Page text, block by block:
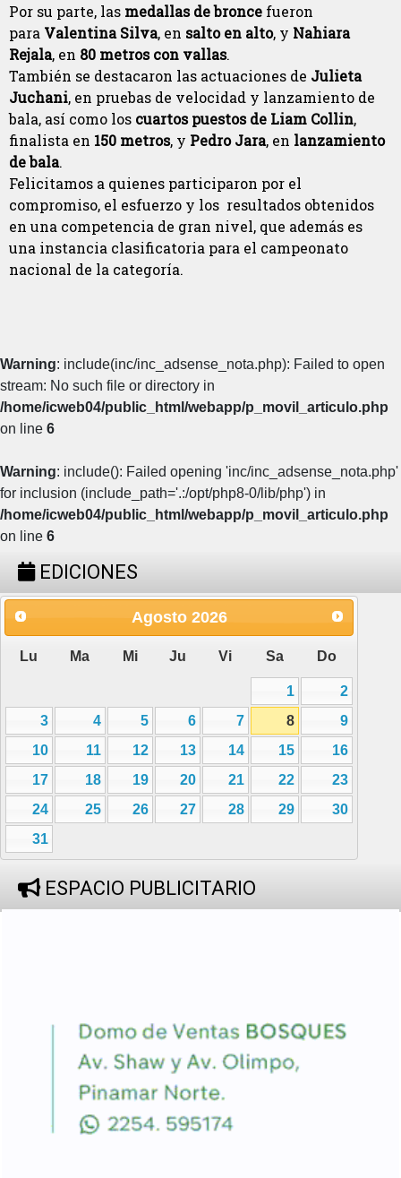
Por su parte, las medallas de bronce fueron
para Valentina Silva, en salto en alto, y Nahiara
Rejala, en 80 metros con vallas.
También se destacaron las actuaciones de Julieta
Juchani, en pruebas de velocidad y lanzamiento de
bala, así como los cuartos puestos de Liam Collin,
finalista en 150 metros, y Pedro Jara, en lanzamiento
de bala.
Felicitamos a quienes participaron por el
compromiso, el esfuerzo y los resultados obtenidos
en una competencia de gran nivel, que además es
una instancia clasificatoria para el campeonato
nacional de la categoría.
Warning: include(inc/inc_adsense_nota.php): Failed to open
stream: No such file or directory in
/home/icweb04/public_html/webapp/p_movil_articulo.php
on line 6
Warning: include(): Failed opening 'inc/inc_adsense_nota.php'
for inclusion (include_path='.:/opt/php8-0/lib/php') in
/home/icweb04/public_html/webapp/p_movil_articulo.php
on line 6
EDICIONES
Agosto 2026
Lu Ma Mi Ju Vi Sa Do
1
2
3
4 5 6 7 8
9
10
11 12 13 14 15
16
17
18 19 20 21 22
23
24
25 26 27 28 29
30
31
ESPACIO PUBLICITARIO